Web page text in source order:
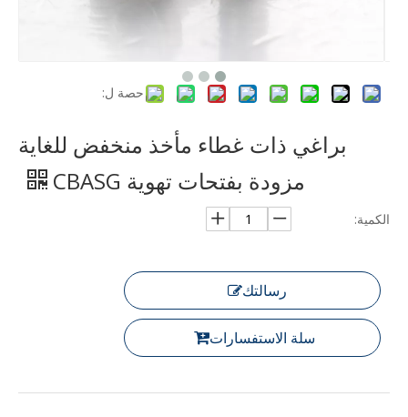
حصة ل:
براغي ذات غطاء مأخذ منخفض للغاية
مزودة بفتحات تهوية CBASG
الكمية:
رسالتك
سلة الاستفسارات